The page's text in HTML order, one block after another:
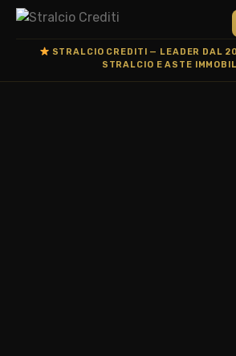
STRALCIO CREDITI — LEADER DAL
STRALCIO E ASTE